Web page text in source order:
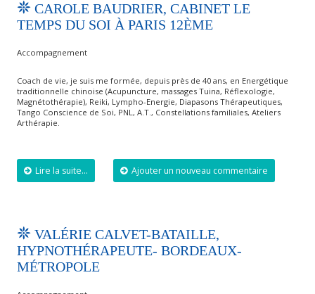
CAROLE BAUDRIER, CABINET LE
TEMPS DU SOI À PARIS 12ÈME
Accompagnement
Coach de vie, je suis me formée, depuis près de 40 ans, en Energétique
traditionnelle chinoise (Acupuncture, massages Tuina, Réflexologie,
Magnétothérapie), Reiki, Lympho-Energie, Diapasons Thérapeutiques,
Tango Conscience de Soi, PNL, A.T., Constellations familiales, Ateliers
Arthérapie.
Lire la suite... Ajouter un nouveau commentaire
VALÉRIE CALVET-BATAILLE,
HYPNOTHÉRAPEUTE- BORDEAUX-
MÉTROPOLE